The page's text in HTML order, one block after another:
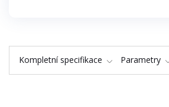
Kompletní specifikace Parametry